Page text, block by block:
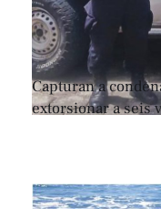
Capturan a
extorsionar a seis